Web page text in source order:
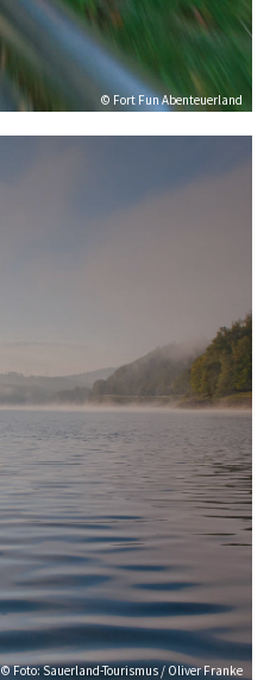
© Fort Fun Abenteuerland
© Foto: Sauerland-Tourismus / Oliver Franke